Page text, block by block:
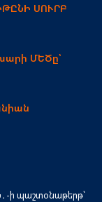
ՍՈՒՐԲ
ՄԵԾը՝
ի պաշտօնաթերթ՝